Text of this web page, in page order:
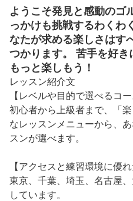
ようこそ発見と感動のゴ
っかけも挑戦するわくわ
なたが求める楽しさはす
つかります。 苦手を好
もっと楽しもう！
レッスン紹介文
【レベルや目的で選べるコー
初心者から上級者まで、「
なレッスンメニューから、
スンが選べます。
【アクセスと練習環境に優
東京、千葉、埼玉、名古屋
しています。